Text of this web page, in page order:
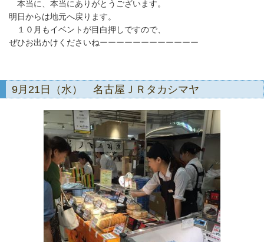
本当に、本当にありがとうございます。
明日からは地元へ戻ります。
１０月もイベントが目白押しですので、
ぜひお出かけくださいねーーーーーーーーーーーー
9月21日（水） 名古屋ＪＲタカシマヤ